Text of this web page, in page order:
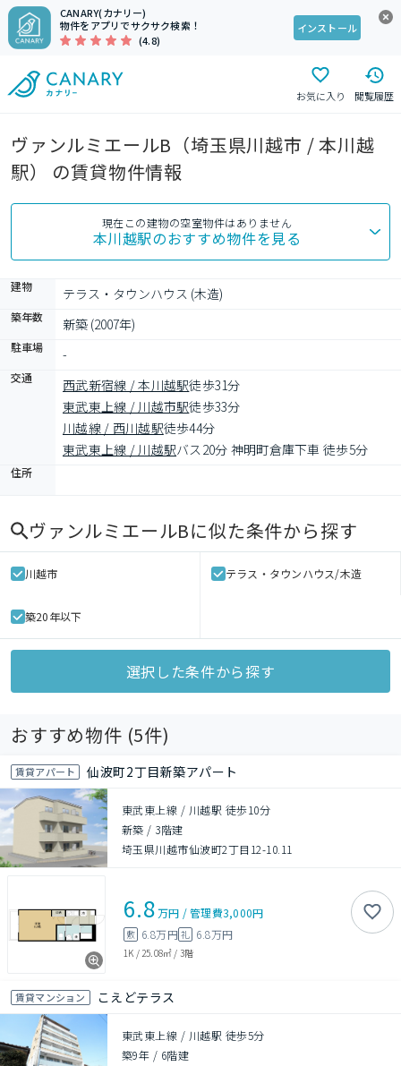
CANARY(カナリー)
物件をアプリでサクサク検索！
(4.8)
インストール
お気に入り 閲覧履歴
ヴァンルミエールB（埼玉県川越市 / 本川越
駅） の賃貸物件情報
現在この建物の空室物件はありません
本川越駅のおすすめ物件を見る
建物 テラス・タウンハウス (木造)
築年数 新築 (2007年)
駐車場 -
交通 西武新宿線 / 本川越駅徒歩31分
東武東上線 / 川越市駅徒歩33分
川越線 / 西川越駅徒歩44分
東武東上線 / 川越駅バス20分 神明町倉庫下車 徒歩5分
住所
ヴァンルミエールBに似た条件から探す
川越市 テラス・タウンハウス/木造
築20年以下
選択した条件から探す
おすすめ物件 (5件)
賃貸アパート 仙波町2丁目新築アパート
東武東上線 / 川越駅 徒歩10分
新築 / 3階建
埼玉県川越市仙波町2丁目12-10.11
6.8万円 /管理費3,000円
敷 6.8万円礼 6.8万円
1K / 25.08㎡ / 3階
賃貸マンション こえどテラス
東武東上線 / 川越駅 徒歩5分
築9年 / 6階建